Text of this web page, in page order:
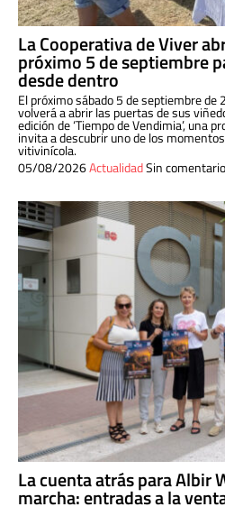
La Cooperativa de Viver
próximo 5 de septiembre
desde dentro
El próximo sábado 5 de septiembre de
volverá a abrir las puertas de sus
edición de ‘Tiempo de Vendimia’, una
invita a descubrir uno de los
vitivinícola.
05/08/2026ActualidadSin
La cuenta atrás para Albir
marcha: entradas a la